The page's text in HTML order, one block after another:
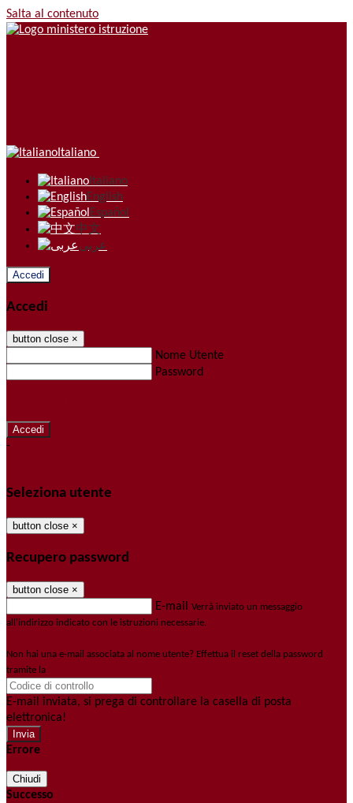
Salta al contenuto
Italiano
Italiano
English
Español
中文
عربى
Accedi
Accedi
button close ×
Nome Utente
Password
-
Seleziona utente
button close ×
Recupero password
button close ×
E-mail Verrà inviato un messaggio
all'indirizzo indicato con le istruzioni necessarie.
Non hai una e-mail associata al nome utente? Effettua il reset della password
tramite la
E-mail inviata, si prega di controllare la casella di posta
elettronica!
Errore
Chiudi
Successo